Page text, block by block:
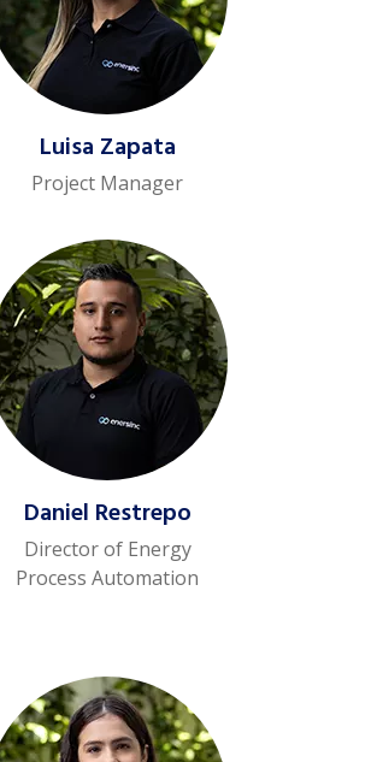
Luisa Zapata
Project Manager
Daniel Restrepo
Director of Energy
Process Automation